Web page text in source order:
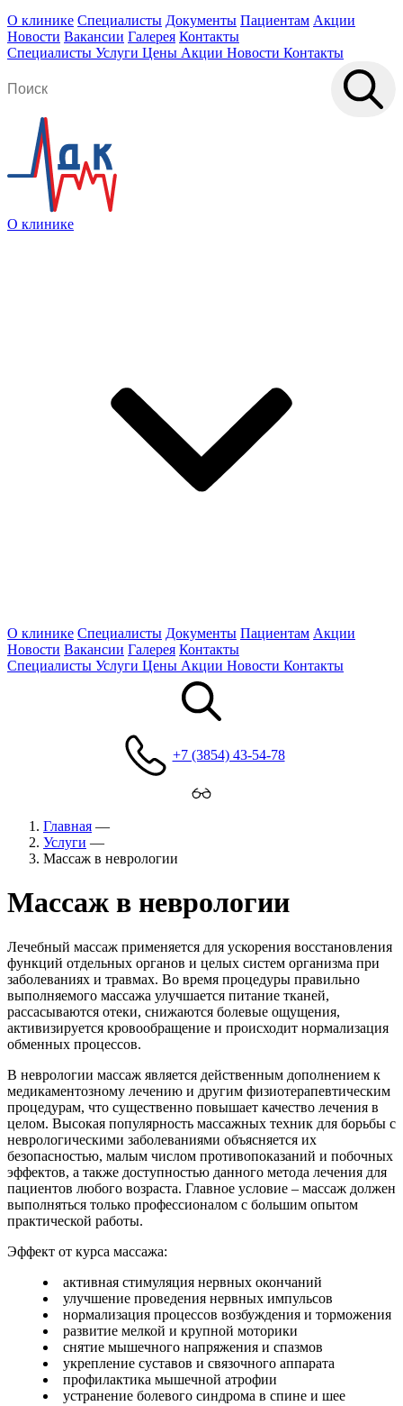
О клинике Специалисты Документы Пациентам Акции
Новости Вакансии Галерея Контакты
Специалисты Услуги Цены Акции Новости Контакты
О клинике
О клинике Специалисты Документы Пациентам Акции
Новости Вакансии Галерея Контакты
Специалисты Услуги Цены Акции Новости Контакты
+7 (3854) 43-54-78
Главная —
Услуги —
Массаж в неврологии
Массаж в неврологии
Лечебный массаж применяется для ускорения восстановления
функций отдельных органов и целых систем организма при
заболеваниях и травмах. Во время процедуры правильно
выполняемого массажа улучшается питание тканей,
рассасываются отеки, снижаются болевые ощущения,
активизируется кровообращение и происходит нормализация
обменных процессов.
В неврологии массаж является действенным дополнением к
медикаментозному лечению и другим физиотерапевтическим
процедурам, что существенно повышает качество лечения в
целом. Высокая популярность массажных техник для борьбы с
неврологическими заболеваниями объясняется их
безопасностью, малым числом противопоказаний и побочных
эффектов, а также доступностью данного метода лечения для
пациентов любого возраста. Главное условие – массаж должен
выполняться только профессионалом с большим опытом
практической работы.
Эффект от курса массажа:
активная стимуляция нервных окончаний
улучшение проведения нервных импульсов
нормализация процессов возбуждения и торможения
развитие мелкой и крупной моторики
снятие мышечного напряжения и спазмов
укрепление суставов и связочного аппарата
профилактика мышечной атрофии
устранение болевого синдрома в спине и шее